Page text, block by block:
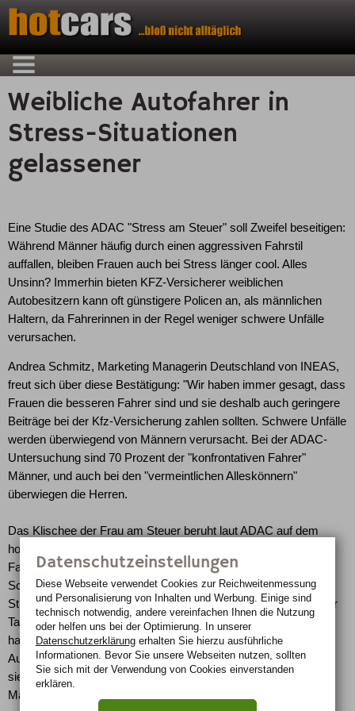
Weibliche Autofahrer in
Stress-Situationen
gelassener
Eine Studie des ADAC "Stress am Steuer" soll Zweifel beseitigen:
Während Männer häufig durch einen aggressiven Fahrstil
auffallen, bleiben Frauen auch bei Stress länger cool. Alles
Unsinn? Immerhin bieten KFZ-Versicherer weiblichen
Autobesitzern kann oft günstigere Policen an, als männlichen
Haltern, da Fahrerinnen in der Regel weniger schwere Unfälle
verursachen.
Andrea Schmitz, Marketing Managerin Deutschland von INEAS,
freut sich über diese Bestätigung: "Wir haben immer gesagt, dass
Frauen die besseren Fahrer sind und sie deshalb auch geringere
Beiträge bei der Kfz-Versicherung zahlen sollten. Schwere Unfälle
werden überwiegend von Männern verursacht. Bei der ADAC-
Untersuchung sind 70 Prozent der "konfrontativen Fahrer"
Männer, und auch bei den "vermeintlichen Alleskönnern"
überwiegen die Herren.
Das Klischee der Frau am Steuer beruht laut ADAC auf dem
hohen Anteil von Frauen in der Gruppe der "überbesorgten
Fahrer", die in Stress-Situationen unsicher reagieren. Andrea
Schmitz: "Diese Fahrerinnen machen zwar auch Fehler im
Straßenverkehr, aber sie beeinträchtigen die Kalkulation unserer
Tarife nicht. Wie der ADAC festgestellt hat, handelt es sich hier
hauptsächlich um Frauen mit geringer Fahrpraxis ohne eigenes
Auto. Sobald aber eine Frau zugleich Fahrzeughalterin ist, bleibt
sie laut Statistik bei kritischen Situationen eher gelassen wie ein
Mann."
Datenschutzeinstellungen
Diese Webseite verwendet Cookies zur Reichweiten­messung
und Personalisierung von Inhalten und Werbung. Einige sind
technisch notwendig, andere vereinfachen Ihnen die Nutzung
oder helfen uns bei der Optimierung. In unserer
Datenschutzerklärungerhalten Sie hierzu ausführliche
Informationen. Bevor Sie unsere Webseiten nutzen, sollten
Sie sich mit der Verwendung von Cookies einverstanden
erklären.